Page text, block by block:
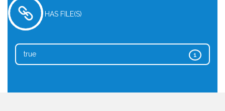
HAS FILE(S)
1
true